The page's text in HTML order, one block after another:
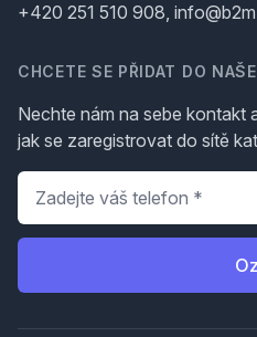
+420 251 510 908,
CHCETE SE PŘIDAT DO
Nechte nám na sebe kontakt
jak se zaregistrovat do sítě
Telefon